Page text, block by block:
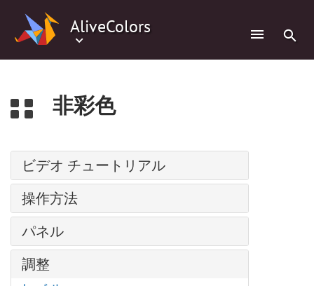
AliveColors
非彩色
ビデオ チュートリアル
パス上にテキスト
調整レイヤー
バッチ処理
人物の水彩画
スーパーヒーローの水彩画ポスター
操作方法
インストール方法: Windows
インストール方法: Mac
インストール方法: Linux
パネル
ナビゲーター
ツールバー
調整